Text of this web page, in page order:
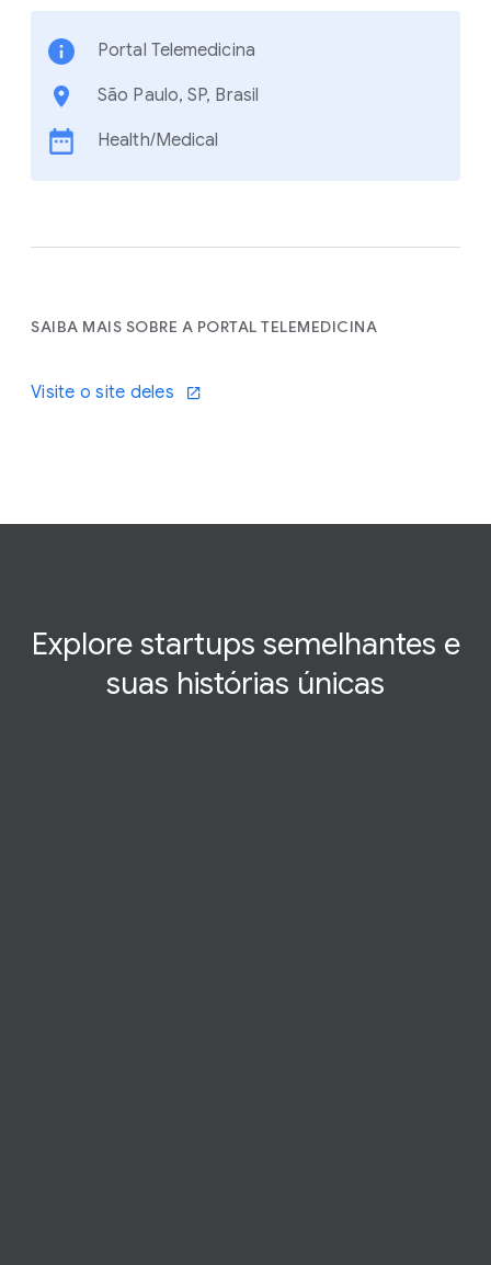
Portal Telemedicina
São Paulo, SP, Brasil
Health/Medical
SAIBA MAIS SOBRE A PORTAL TELEMEDICINA
Visite o site deles
Explore startups semelhantes e
suas histórias únicas